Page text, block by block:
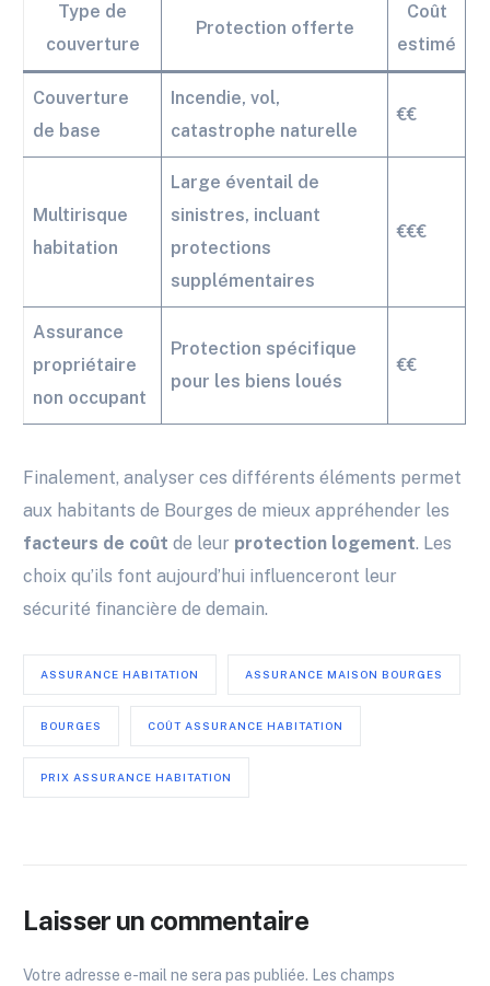
Type de
couverture
Protection offerte
Coût
estimé
Couverture
de base
Incendie, vol,
catastrophe naturelle
€€
Multirisque
habitation
Large éventail de
sinistres, incluant
protections
supplémentaires
€€€
Assurance
propriétaire
non occupant
Protection spécifique
pour les biens loués
€€
Finalement, analyser ces différents éléments permet
aux habitants de Bourges de mieux appréhender les
facteurs de coût de leur protection logement. Les
choix qu’ils font aujourd’hui influenceront leur
sécurité financière de demain.
ASSURANCE HABITATION ASSURANCE MAISON BOURGES
BOURGES COÛT ASSURANCE HABITATION
PRIX ASSURANCE HABITATION
Laisser un commentaire
Votre adresse e-mail ne sera pas publiée. Les champs